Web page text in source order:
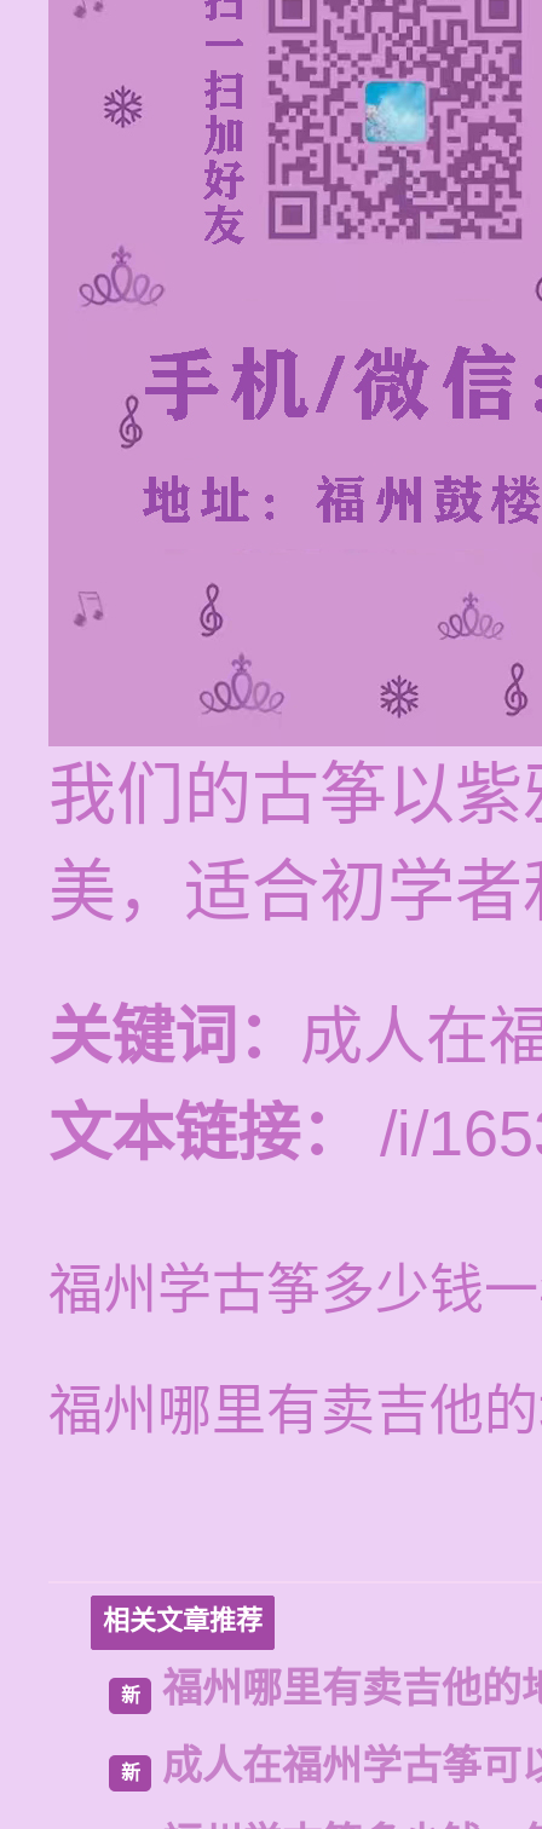
我们的古筝以
美，适合初学
关键词： 成人在
文本链接：
/i/
福州学古筝多少钱
福州哪里有卖吉他
相关文章推荐
新 福州哪里有卖吉他的
新
成人在福州学古筝可